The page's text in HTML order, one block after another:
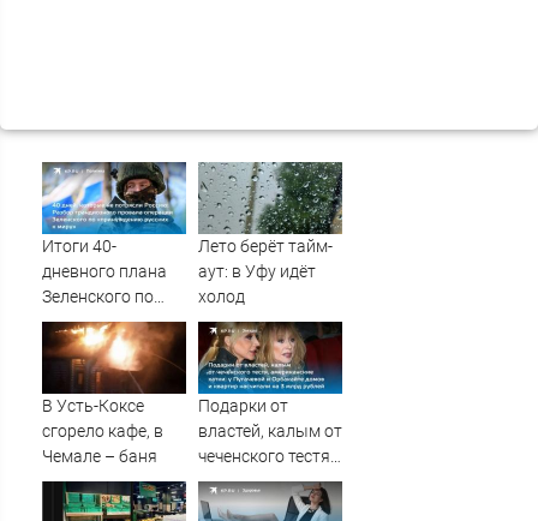
Итоги 40-
дневного плана
Зеленского по
принуждению к
миру: как
ответила Россия,
полный разбор
операции
военкора Коца
Лето берёт тайм-
аут: в Уфу идёт
холод
В Усть-Коксе
сгорело кафе, в
Чемале – баня
Подарки от
властей, калым от
чеченского тестя,
американские
хатки: у